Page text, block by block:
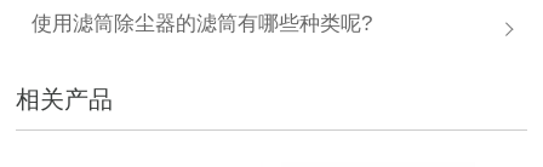
使用滤筒除尘器的滤筒有哪些种类呢?
相关产品